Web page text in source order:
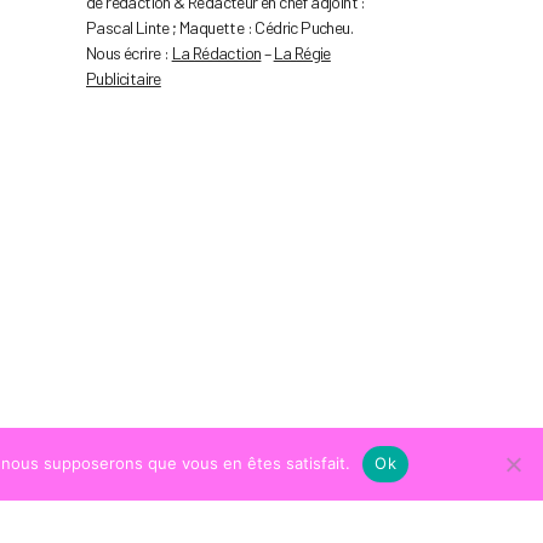
Pascal Linte ; Maquette : Cédric Pucheu.
Nous écrire : La Rédaction–La Régie
Publicitaire
supposerons que vous en êtes satisfait. Ok